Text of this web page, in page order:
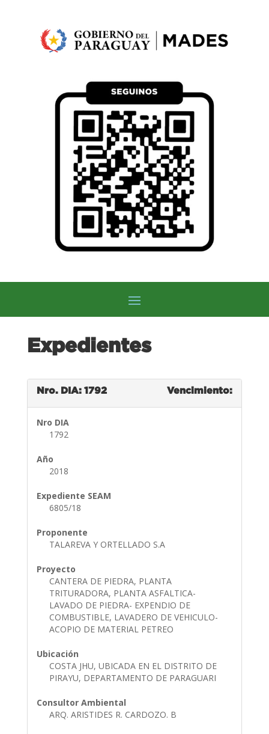
Expedientes
Nro. DIA: 1792 Vencimiento:
Nro DIA
1792
Año
2018
Expediente SEAM
6805/18
Proponente
TALAREVA Y ORTELLADO S.A
Proyecto
CANTERA DE PIEDRA, PLANTA
TRITURADORA, PLANTA ASFALTICA-
LAVADO DE PIEDRA- EXPENDIO DE
COMBUSTIBLE, LAVADERO DE VEHICULO-
ACOPIO DE MATERIAL PETREO
Ubicación
COSTA JHU, UBICADA EN EL DISTRITO DE
PIRAYU, DEPARTAMENTO DE PARAGUARI
Consultor Ambiental
ARQ. ARISTIDES R. CARDOZO. B